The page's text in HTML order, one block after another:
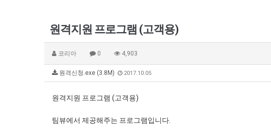
원격지원 프로그램 (고객용)
코리아 0 4,903
원격신청.exe (3.8M) 2017.10.05
원격지원 프로그램 (고객용)
팀뷰에서 제공해주는 프로그램입니다.